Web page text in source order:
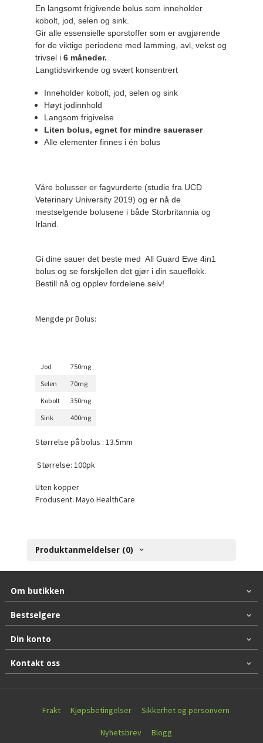
En langsomt frigivende bolus som inneholder
kobolt, jod, selen og sink.
Gir alle essensielle sporstoffer som er avgjørende
for de viktige periodene med lamming, avl, vekst og
trivsel i6 måneder.
Langtidsvirkende og svært konsentrert
Inneholder kobolt, jod, selen og sink
Høyt jodinnhold
Langsom frigivelse
Liten bolus, egnet for mindre saueraser
Alle elementer finnes i én bolus
Våre bolusser er fagvurderte (studie fra UCD
Veterinary University 2019) og er nå de
mestselgende bolusene i både Storbritannia og
Irland.
Gi dine sauer det beste med All Guard Ewe 4in1
bolus og se forskjellen det gjør i din saueflokk.
Bestill nå og opplev fordelene selv!
Mengde pr Bolus:
Jod
750mg
Selen
70mg
Kobolt
350mg
Sink
400mg
Størrelse på bolus : 13.5mm
Størrelse: 100pk
Uten kopper
Produsent:Mayo HealthCare
Produktanmeldelser (0)
Om butikken
Bestselgere
Din konto
Kontakt oss
Frakt Kjøpsbetingelser Sikkerhet og personvern
Nyhetsbrev Blogg